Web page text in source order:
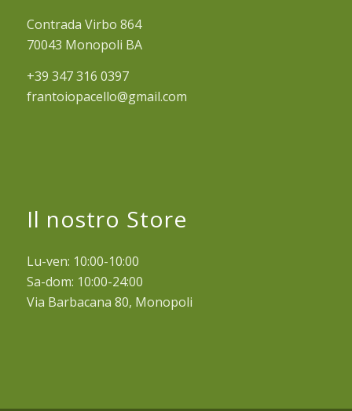
Contrada Virbo 864
70043 Monopoli BA
+39 347 316 0397
frantoiopacello@gmail.com
Il nostro Store
Lu-ven: 10:00-10:00
Sa-dom: 10:00-24:00
Via Barbacana 80, Monopoli